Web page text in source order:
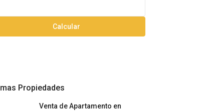
Calcular
Propiedades
Venta de Apartamento en